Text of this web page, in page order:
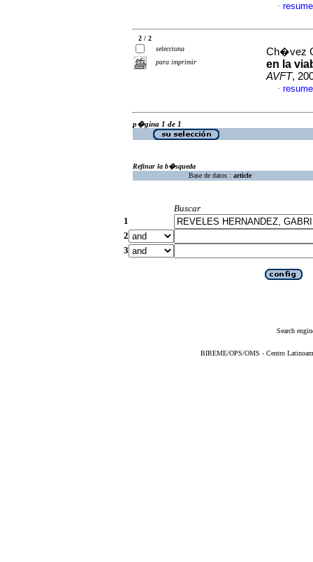
·
2 / 2
selecciona
para imprimir
Ch�vez
en la
AVFT,
·
p�gina 1 de 1
Refinar la b�squeda
Base de datos : article
Buscar
1
2
3
Search
BIREME/OPS/OMS - Centro